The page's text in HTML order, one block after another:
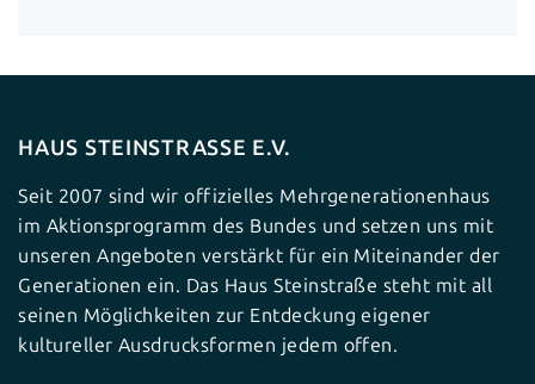
HAUS STEINSTRASSE E.V.
Seit 2007 sind wir offizielles Mehrgenerationenhaus
im Aktionsprogramm des Bundes und setzen uns mit
unseren Angeboten verstärkt für ein Miteinander der
Generationen ein. Das Haus Steinstraße steht mit all
seinen Möglichkeiten zur Entdeckung eigener
kultureller Ausdrucksformen jedem offen.